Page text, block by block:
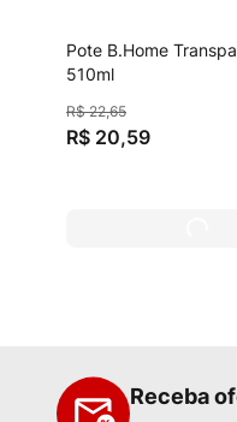
Pote B.Home
510ml
R$ 22,65
R$ 20,59
Receba